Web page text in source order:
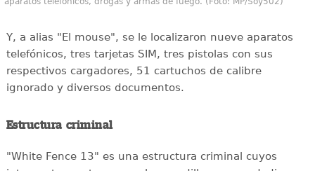
Y, a alias "El mouse", se le localizaron nueve aparatos
telefónicos, tres tarjetas SIM, tres pistolas con sus
respectivos cargadores, 51 cartuchos de calibre
ignorado y diversos documentos.
Estructura criminal
"White Fence 13" es una estructura criminal cuyos